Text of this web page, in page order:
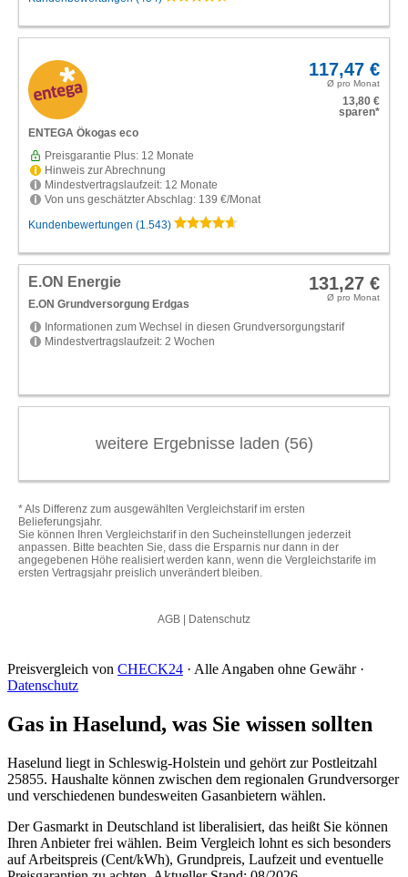
Preisvergleich von CHECK24 · Alle Angaben ohne Gewähr ·
Datenschutz
Gas in Haselund, was Sie wissen sollten
Haselund liegt in Schleswig-Holstein und gehört zur Postleitzahl
25855. Haushalte können zwischen dem regionalen Grundversorger
und verschiedenen bundesweiten Gasanbietern wählen.
Der Gasmarkt in Deutschland ist liberalisiert, das heißt Sie können
Ihren Anbieter frei wählen. Beim Vergleich lohnt es sich besonders
auf Arbeitspreis (Cent/kWh), Grundpreis, Laufzeit und eventuelle